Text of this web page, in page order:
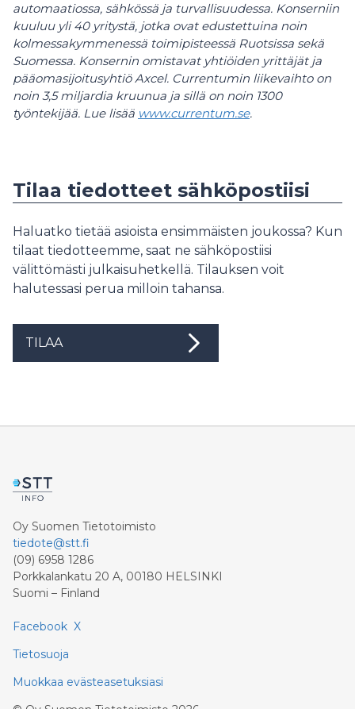
automaatiossa, sähkössä ja turvallisuudessa. Konserniin
kuuluu yli 40 yritystä, jotka ovat edustettuina noin
kolmessakymmenessä toimipisteessä Ruotsissa sekä
Suomessa. Konsernin omistavat yhtiöiden yrittäjät ja
pääomasijoitusyhtiö Axcel. Currentumin liikevaihto on
noin 3,5 miljardia kruunua ja sillä on noin 1300
työntekijää. Lue lisää www.currentum.se.
Tilaa tiedotteet sähköpostiisi
Haluatko tietää asioista ensimmäisten joukossa? Kun
tilaat tiedotteemme, saat ne sähköpostiisi
välittömästi julkaisuhetkellä. Tilauksen voit
halutessasi perua milloin tahansa.
TILAA
Oy Suomen Tietotoimisto
tiedote@stt.fi
(09) 6958 1286
Porkkalankatu 20 A, 00180 HELSINKI
Suomi – Finland
Facebook X
Tietosuoja
Muokkaa evästeasetuksiasi